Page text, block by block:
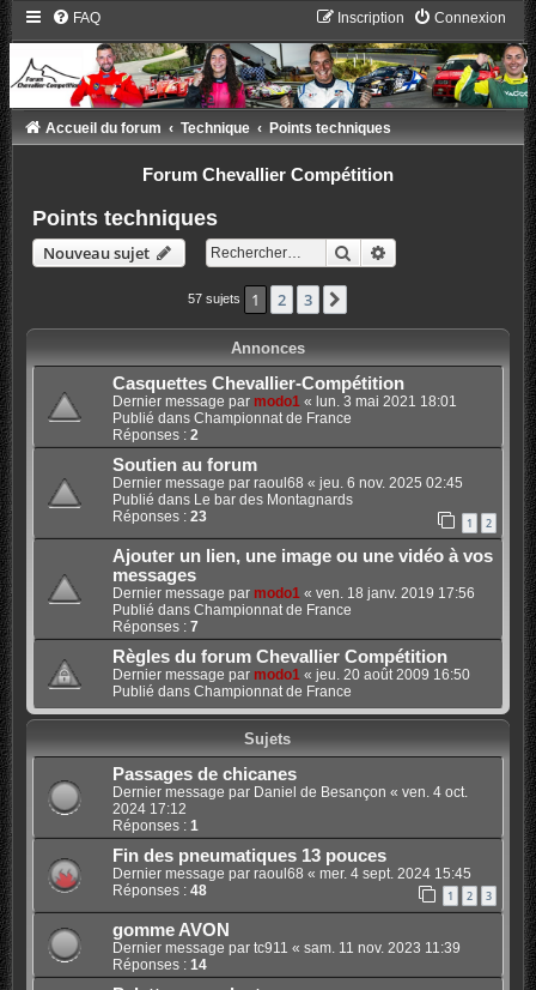
FAQ Connexion
Inscription
Accueil du forum Technique Points techniques
Forum Chevallier Compétition
Points techniques
Nouveau sujet RechercherRecherche avancée
57 sujets 1 2 3
Annonces
Casquettes Chevallier-Compétition
Dernier message par modo1« lun. 3 mai 2021 18:01
Publié dans Championnat de France
Réponses : 2
Soutien au forum
Dernier message par raoul68 « jeu. 6 nov. 2025 02:45
Publié dans Le bar des Montagnards
Réponses : 23 1 2
Ajouter un lien, une image ou une vidéo à vos
messages
Dernier message par modo1 « ven. 18 janv. 2019 17:56
Publié dans Championnat de France
Réponses : 7
Règles du forum Chevallier Compétition
Dernier message par modo1 « jeu. 20 août 2009 16:50
Publié dans Championnat de France
Sujets
Passages de chicanes
Dernier message par Daniel de Besançon « ven. 4 oct.
2024 17:12
Réponses : 1
Fin des pneumatiques 13 pouces
Dernier message par raoul68 « mer. 4 sept. 2024 15:45
Réponses : 48 1 2 3
gomme AVON
Dernier message par tc911 « sam. 11 nov. 2023 11:39
Réponses : 14